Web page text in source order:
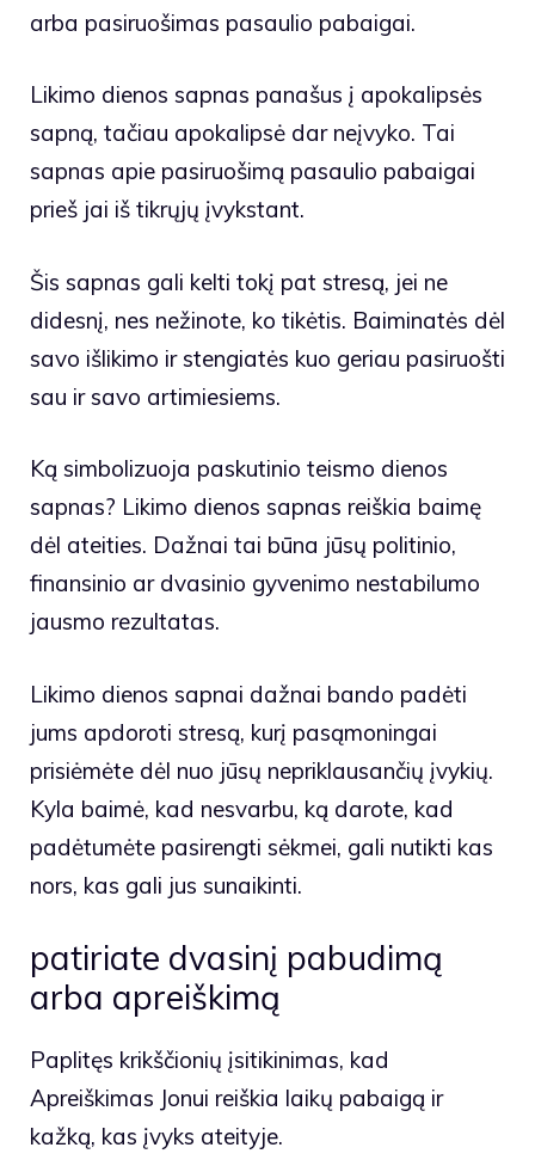
arba pasiruošimas pasaulio pabaigai.
Likimo dienos sapnas panašus į apokalipsės
sapną, tačiau apokalipsė dar neįvyko. Tai
sapnas apie pasiruošimą pasaulio pabaigai
prieš jai iš tikrųjų įvykstant.
Šis sapnas gali kelti tokį pat stresą, jei ne
didesnį, nes nežinote, ko tikėtis. Baiminatės dėl
savo išlikimo ir stengiatės kuo geriau pasiruošti
sau ir savo artimiesiems.
Ką simbolizuoja paskutinio teismo dienos
sapnas? Likimo dienos sapnas reiškia baimę
dėl ateities. Dažnai tai būna jūsų politinio,
finansinio ar dvasinio gyvenimo nestabilumo
jausmo rezultatas.
Likimo dienos sapnai dažnai bando padėti
jums apdoroti stresą, kurį pasąmoningai
prisiėmėte dėl nuo jūsų nepriklausančių įvykių.
Kyla baimė, kad nesvarbu, ką darote, kad
padėtumėte pasirengti sėkmei, gali nutikti kas
nors, kas gali jus sunaikinti.
patiriate dvasinį pabudimą
arba apreiškimą
Paplitęs krikščionių įsitikinimas, kad
Apreiškimas Jonui reiškia laikų pabaigą ir
kažką, kas įvyks ateityje.